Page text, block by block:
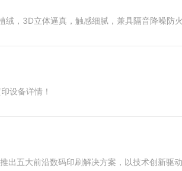
设备详情！